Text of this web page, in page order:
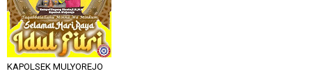
KAPOLSEK MULYOREJO